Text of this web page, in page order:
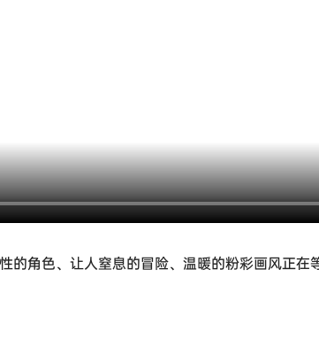
角色、让人窒息的冒险、温暖的粉彩画风正在